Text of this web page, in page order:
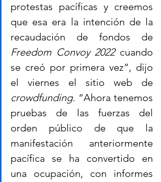
protestas pacíficas y creemos
que esa era la intención de la
Freedom Convoy 2022 cuando
se creó por primera vez”, dijo
crowdfunding. “Ahora tenemos
pruebas de las fuerzas del
orden público de que la
manifestación anteriormente
pacífica se ha convertido en
una ocupación, con informes